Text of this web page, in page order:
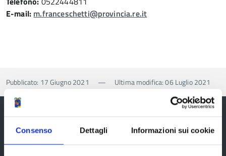
Consenso Dettagli Informazioni sui cookie
E-mail: m.franceschetti@provincia.re.it
Pubblicato: 17 Giugno 2021 — Ultima modifica: 06 Luglio 2021
Provincia di Reggio Emilia